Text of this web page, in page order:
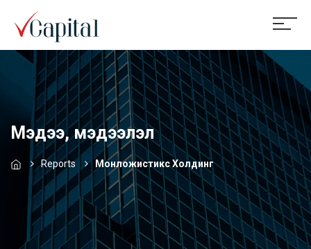
Мэдээ, мэдээлэл
Reports Монложистикс Холдинг